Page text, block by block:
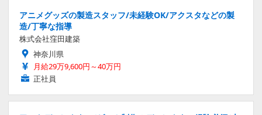
アニメグッズの製造スタッフ/未経験OK/アクスタなどの製
造/丁寧な指導
株式会社窪田建築
神奈川県
月給29万9,600円～40万円
正社員